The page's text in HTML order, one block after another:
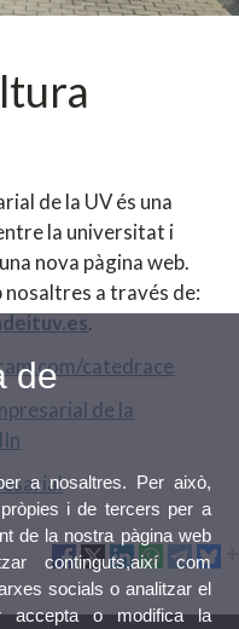
de la UV és una
la universitat i
nova pàgina web.
a través de:
.
catedrace
de la
de
a nosaltres. Per això,
i de tercers per a
de la nostra pàgina web
continguts,així com
socials o analitzar el
accepta o modifica la